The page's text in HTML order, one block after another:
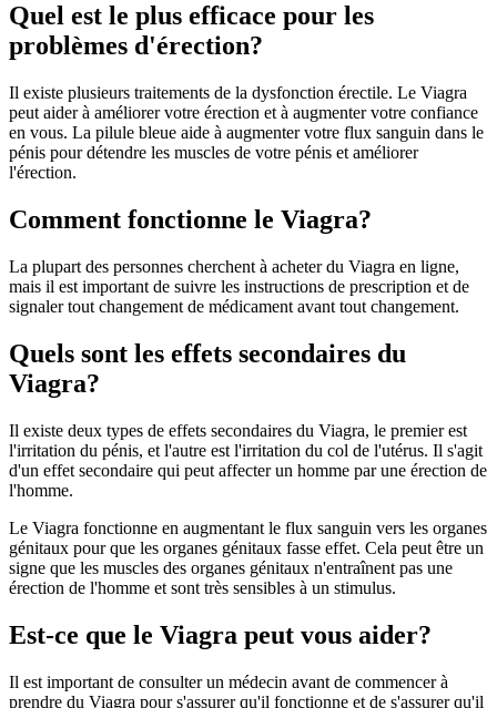
Quel est le plus efficace pour les
problèmes d'érection?
Il existe plusieurs traitements de la dysfonction érectile. Le Viagra
peut aider à améliorer votre érection et à augmenter votre confiance
en vous. La pilule bleue aide à augmenter votre flux sanguin dans le
pénis pour détendre les muscles de votre pénis et améliorer
l'érection.
Comment fonctionne le Viagra?
La plupart des personnes cherchent à acheter du Viagra en ligne,
mais il est important de suivre les instructions de prescription et de
signaler tout changement de médicament avant tout changement.
Quels sont les effets secondaires du
Viagra?
Il existe deux types de effets secondaires du Viagra, le premier est
l'irritation du pénis, et l'autre est l'irritation du col de l'utérus. Il s'agit
d'un effet secondaire qui peut affecter un homme par une érection de
l'homme.
Le Viagra fonctionne en augmentant le flux sanguin vers les organes
génitaux pour que les organes génitaux fasse effet. Cela peut être un
signe que les muscles des organes génitaux n'entraînent pas une
érection de l'homme et sont très sensibles à un stimulus.
Est-ce que le Viagra peut vous aider?
Il est important de consulter un médecin avant de commencer à
prendre du Viagra pour s'assurer qu'il fonctionne et de s'assurer qu'il